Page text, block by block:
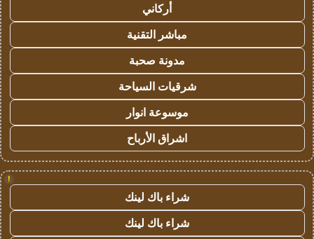
أركاني
مباشر التقنية
مدونة صحبة
شرقيات السياحة
موسوعة انوار
اشراق الأرباح
!
شراء باك لينك
شراء باك لينك